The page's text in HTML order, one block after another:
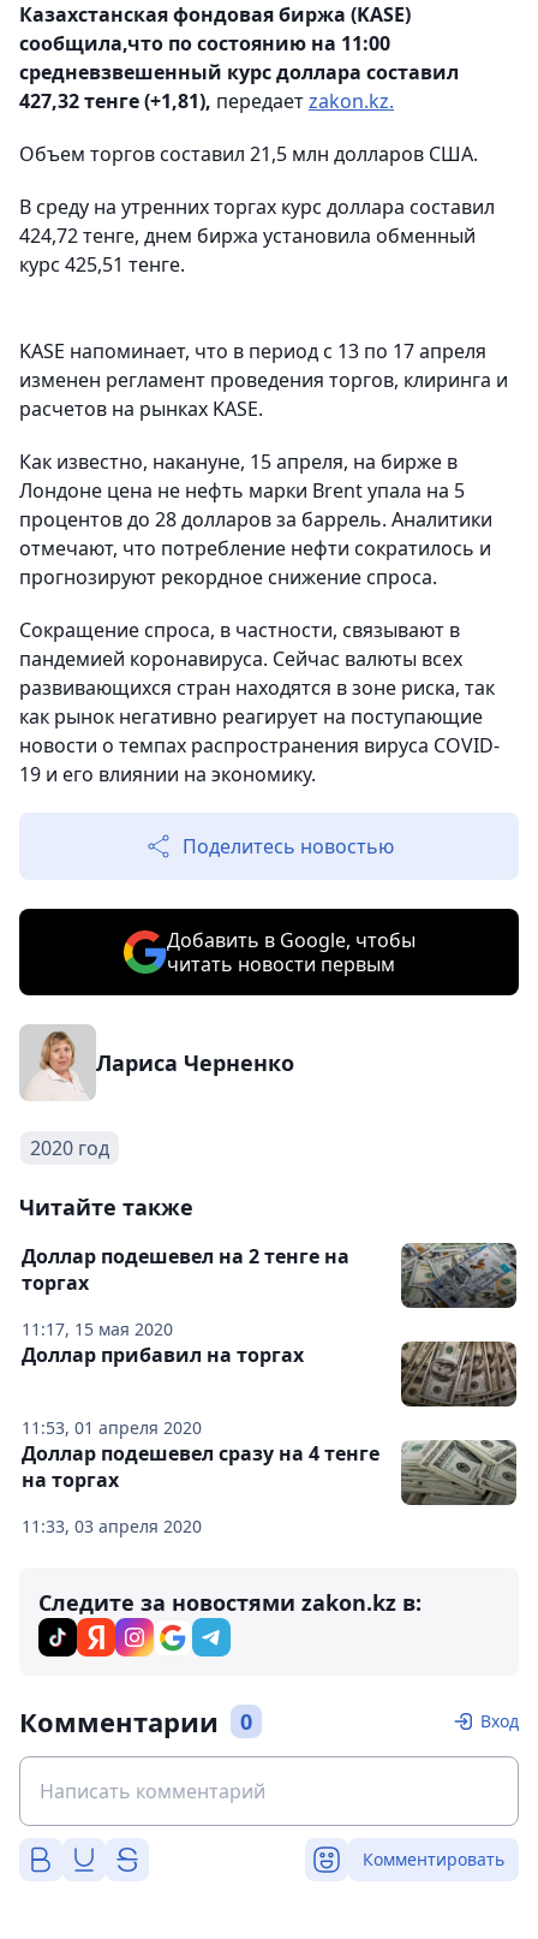
Казахстанская фондовая биржа (KASE)
сообщила,что по состоянию на 11:00
средневзвешенный курс доллара составил
427,32 тенге (+1,81), передаетzakon.kz.
Объем торгов составил 21,5 млн долларов США.
В среду на утренних торгах курс доллара составил
424,72 тенге, днем биржа установила обменный
курс 425,51 тенге.
KASE напоминает, что в период с 13 по 17 апреля
изменен регламент проведения торгов, клиринга и
расчетов на рынках KASE.
Как известно, накануне, 15 апреля, на бирже в
Лондоне цена не нефть марки Brent упала на 5
процентов до 28 долларов за баррель. Аналитики
отмечают, что потребление нефти сократилось и
прогнозируют рекордное снижение спроса.
Сокращение спроса, в частности, связывают в
пандемией коронавируса. Сейчас валюты всех
развивающихся стран находятся в зоне риска, так
как рынок негативно реагирует на поступающие
новости о темпах распространения вируса COVID-
19 и его влиянии на экономику.
Поделитесь новостью
Добавить в Google, чтобы
читать новости первым
Лариса Черненко
2020 год
Читайте также
11:17, 15 мая 2020
Доллар подешевел на 2 тенге на
торгах
11:53, 01 апреля 2020
Доллар прибавил на торгах
11:33, 03 апреля 2020
Доллар подешевел сразу на 4 тенге
на торгах
Следите за новостями zakon.kz в:
Комментарии 0 Вход
Комментировать